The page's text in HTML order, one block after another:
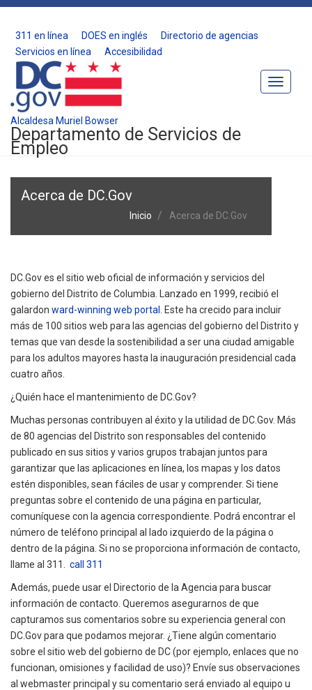
311 en línea DOES en inglés
Directorio de agencias
Servicios en línea
Accesibilidad
Toggle
Alcaldesa Muriel Bowser
Departamento de Servicios de
Empleo
Acerca de DC.Gov
Inicio Acerca de DC.Gov
DC.Gov es el sitio web oficial de información y servicios del
gobierno del Distrito de Columbia. Lanzado en 1999, recibió el
galardon ward-winning web portal
. Este ha crecido para incluir
más de 100 sitios web para las agencias del gobierno del Distrito y
temas que van desde la sostenibilidad a ser una ciudad amigable
para los adultos mayores hasta la inauguración presidencial cada
cuatro años.
¿Quién hace el mantenimiento de DC.Gov?
Muchas personas contribuyen al éxito y la utilidad de DC.Gov. Más
de 80 agencias del Distrito son responsables del contenido
publicado en sus sitios y varios grupos trabajan juntos para
garantizar que las aplicaciones en línea, los mapas y los datos
estén disponibles, sean fáciles de usar y comprender. Si tiene
preguntas sobre el contenido de una página en particular,
comuníquese con la agencia correspondiente. Podrá encontrar el
número de teléfono principal al lado izquierdo de la página o
dentro de la página. Si no se proporciona información de contacto,
llame al 311. call 311
Además, puede usar el Directorio de la Agencia para buscar
información de contacto. Queremos asegurarnos de que
capturamos sus comentarios sobre su experiencia general con
DC.Gov para que podamos mejorar. ¿Tiene algún comentario
sobre el sitio web del gobierno de DC (por ejemplo, enlaces que no
funcionan, omisiones y facilidad de uso)? Envíe sus observaciones
al webmaster principal y su comentario será enviado al equipo u